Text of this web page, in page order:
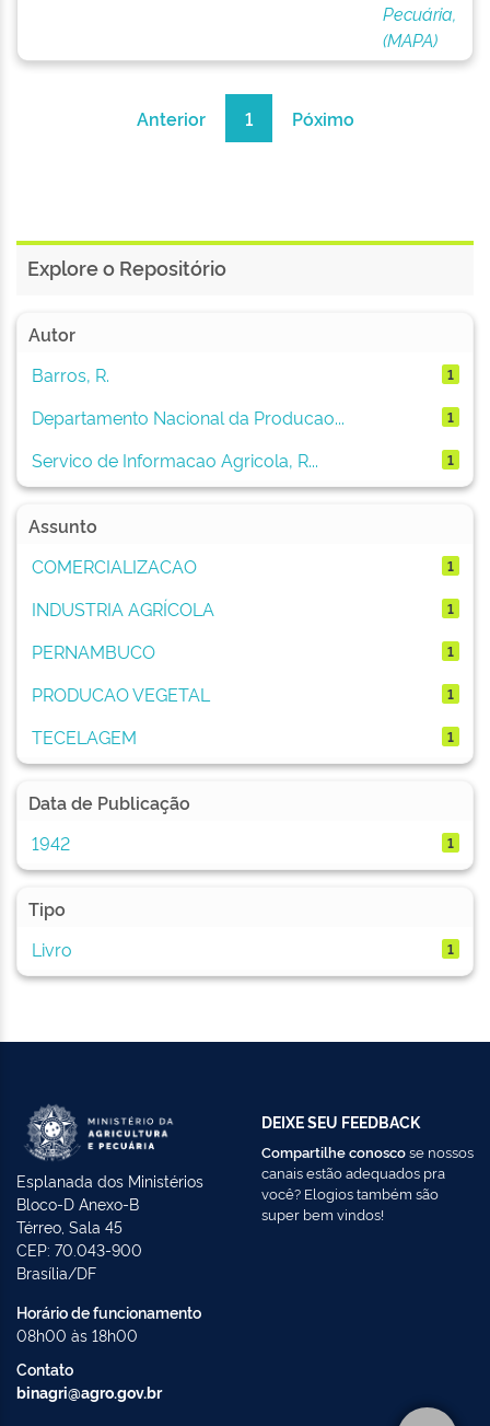
Pecuária,
(MAPA)
Anterior 1 Póximo
Explore o Repositório
Autor
Barros, R.
1
Departamento Nacional da Producao... 1
Servico de Informacao Agricola, R... 1
Assunto
COMERCIALIZACAO
1
INDUSTRIA AGRÍCOLA 1
PERNAMBUCO 1
PRODUCAO VEGETAL 1
TECELAGEM 1
Data de Publicação
1942
1
Tipo
Livro
1
Esplanada dos Ministérios
Bloco-D Anexo-B
Térreo, Sala 45
CEP: 70.043-900
Brasília/DF
Horário de funcionamento
08h00 às 18h00
Contato
binagri@agro.gov.br
DEIXE SEU FEEDBACK
Compartilhe conoscose nossos
canais estão adequados pra
você? Elogios também são
super bem vindos!